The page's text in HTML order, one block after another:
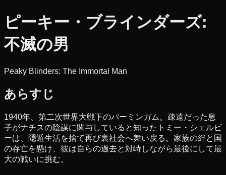
ピーキー・ブラインダーズ:
不滅の男
Peaky Blinders: The Immortal Man
あらすじ
1940年、第二次世界大戦下のバーミンガム。疎遠だった息
子がナチスの陰謀に関与していると知ったトミー・シェルビ
ーは、隠遁生活を捨て再び裏社会へ舞い戻る。家族の絆と国
の存亡を懸け、彼は自らの過去と対峙しながら最後にして最
大の戦いに挑む。